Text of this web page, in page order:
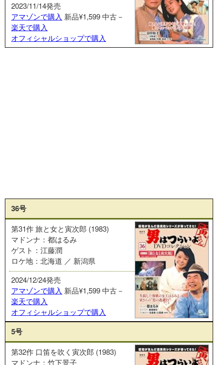
2023/11/14発売
アマゾンで購入 新品¥1,599中古－
楽天で購入
オフィシャルショップで購入
36号
第31作 旅と女と寅次郎 (1983)
マドンナ：都はるみ
ゲスト：江藤潤
ロケ地：北海道 ／ 新潟県
2024/12/24発売
アマゾンで購入 新品¥1,599中古－
楽天で購入
オフィシャルショップで購入
5号
第32作 口笛を吹く寅次郎 (1983)
マドンナ：竹下景子